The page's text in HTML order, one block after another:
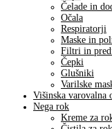
Čelade in
Očala
Respiratorji
Maske in
Filtri in
Čepki
Glušniki
Varilske
Višinska varovalna
Nega rok
Kreme za